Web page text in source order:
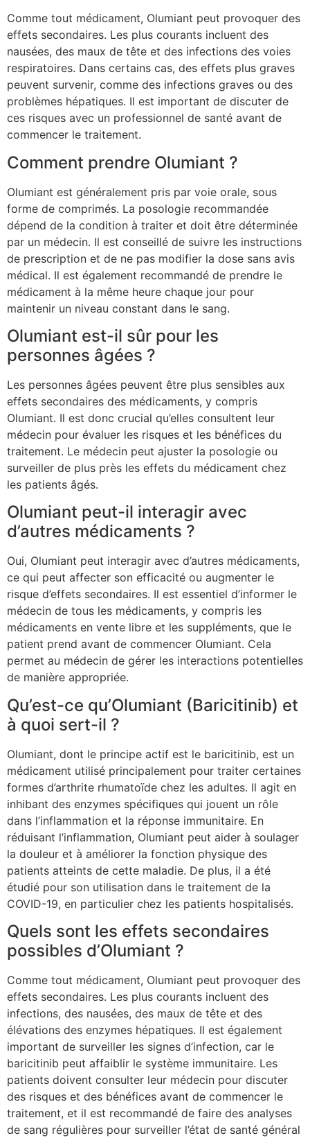
Comme tout médicament, Olumiant peut provoquer des
effets secondaires. Les plus courants incluent des
nausées, des maux de tête et des infections des voies
respiratoires. Dans certains cas, des effets plus graves
peuvent survenir, comme des infections graves ou des
problèmes hépatiques. Il est important de discuter de
ces risques avec un professionnel de santé avant de
commencer le traitement.
Comment prendre Olumiant ?
Olumiant est généralement pris par voie orale, sous
forme de comprimés. La posologie recommandée
dépend de la condition à traiter et doit être déterminée
par un médecin. Il est conseillé de suivre les instructions
de prescription et de ne pas modifier la dose sans avis
médical. Il est également recommandé de prendre le
médicament à la même heure chaque jour pour
maintenir un niveau constant dans le sang.
Olumiant est-il sûr pour les
personnes âgées ?
Les personnes âgées peuvent être plus sensibles aux
effets secondaires des médicaments, y compris
Olumiant. Il est donc crucial qu’elles consultent leur
médecin pour évaluer les risques et les bénéfices du
traitement. Le médecin peut ajuster la posologie ou
surveiller de plus près les effets du médicament chez
les patients âgés.
Olumiant peut-il interagir avec
d’autres médicaments ?
Oui, Olumiant peut interagir avec d’autres médicaments,
ce qui peut affecter son efficacité ou augmenter le
risque d’effets secondaires. Il est essentiel d’informer le
médecin de tous les médicaments, y compris les
médicaments en vente libre et les suppléments, que le
patient prend avant de commencer Olumiant. Cela
permet au médecin de gérer les interactions potentielles
de manière appropriée.
Qu’est-ce qu’Olumiant (Baricitinib) et
à quoi sert-il ?
Olumiant, dont le principe actif est le baricitinib, est un
médicament utilisé principalement pour traiter certaines
formes d’arthrite rhumatoïde chez les adultes. Il agit en
inhibant des enzymes spécifiques qui jouent un rôle
dans l’inflammation et la réponse immunitaire. En
réduisant l’inflammation, Olumiant peut aider à soulager
la douleur et à améliorer la fonction physique des
patients atteints de cette maladie. De plus, il a été
étudié pour son utilisation dans le traitement de la
COVID-19, en particulier chez les patients hospitalisés.
Quels sont les effets secondaires
possibles d’Olumiant ?
Comme tout médicament, Olumiant peut provoquer des
effets secondaires. Les plus courants incluent des
infections, des nausées, des maux de tête et des
élévations des enzymes hépatiques. Il est également
important de surveiller les signes d’infection, car le
baricitinib peut affaiblir le système immunitaire. Les
patients doivent consulter leur médecin pour discuter
des risques et des bénéfices avant de commencer le
traitement, et il est recommandé de faire des analyses
de sang régulières pour surveiller l’état de santé général